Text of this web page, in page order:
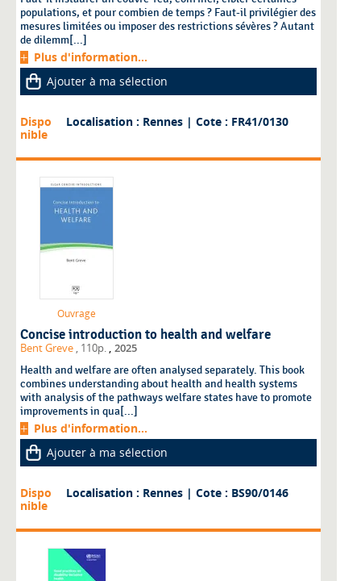
populations, et pour combien de temps ? Faut-il privilégier des
mesures limitées ou imposer des restrictions sévères ? Autant
de dilemm[...]
Plus d'information...
Ajouter à ma sélection
Dispo
nible
Localisation : Rennes | Cote : FR41/0130
Ouvrage
Concise introduction to health and welfare
Bent Greve , 110p. 2025
Health and welfare are often analysed separately. This book
combines understanding about health and health systems
with analysis of the pathways welfare states have to promote
improvements in qua[...]
Plus d'information...
Ajouter à ma sélection
Dispo
nible
Localisation : Rennes | Cote : BS90/0146